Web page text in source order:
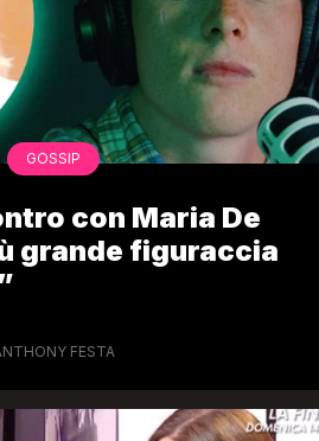
GOSSIP
con Maria De
grande figuraccia
FESTA